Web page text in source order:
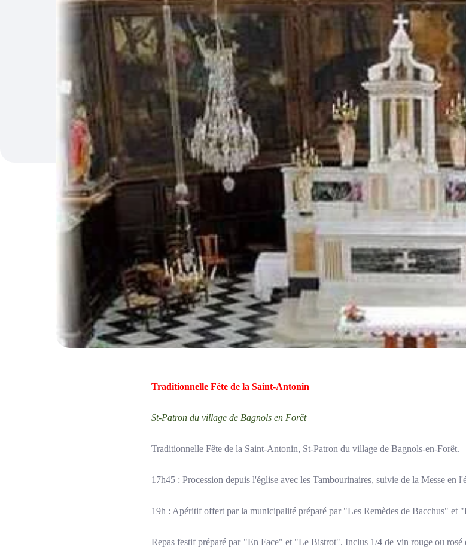
Traditionnelle Fête de la Saint-Antonin
St-Patron du village de Bagnols en Forêt
Traditionnelle Fête de la Saint-Antonin, St-Patron du village de Bagnols-en-Forêt.
17h45 : Procession depuis l'église avec les Tambourinaires, suivie de la Messe en
19h : Apéritif offert par la municipalité préparé par "Les Remèdes de Bacchus" et
Repas festif préparé par "En Face" et "Le Bistrot". Inclus 1/4 de vin rouge ou rosé